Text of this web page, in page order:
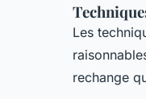
Les
rechange